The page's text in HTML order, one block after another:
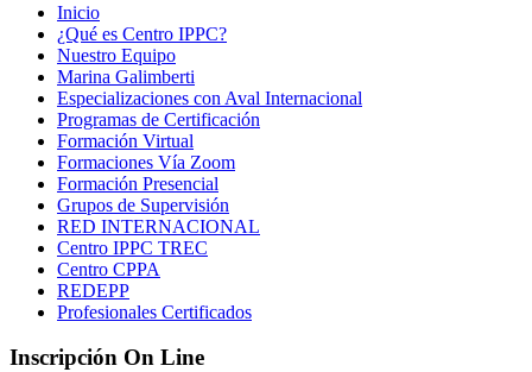
Inicio
¿Qué es Centro IPPC?
Nuestro Equipo
Marina Galimberti
Especializaciones con Aval Internacional
Programas de Certificación
Formación Virtual
Formaciones Vía Zoom
Formación Presencial
Grupos de Supervisión
RED INTERNACIONAL
Centro IPPC TREC
Centro CPPA
REDEPP
Profesionales Certificados
Inscripción On Line